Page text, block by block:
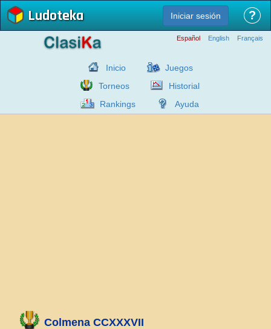
Ludoteka Iniciar sesión ?
Español English Français
Inicio
Juegos
Torneos
Historial
Rankings
Ayuda
Colmena CCXXXVII